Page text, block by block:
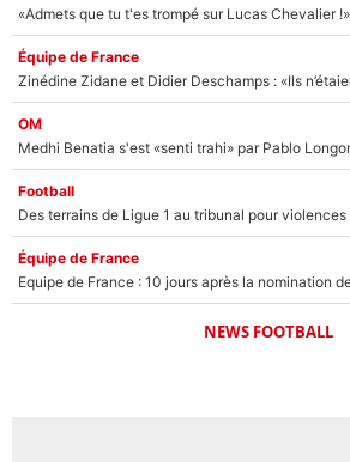
Équipe de France
OM
Football
Équipe de France
NEWS FOOTBALL